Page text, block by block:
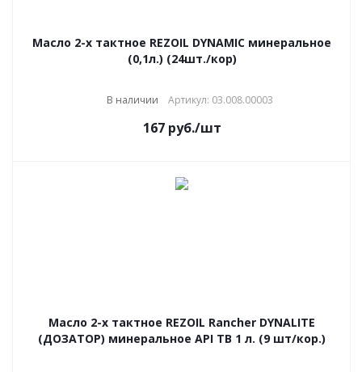
Масло 2-х тактное REZOIL DYNAMIC минеральное
(0,1л.) (24шт./кор)
В наличии Артикул: 03.008.00003
167руб./шт
Масло 2-х тактное REZOIL Rancher DYNALITE
(ДОЗАТОР) минеральное API ТВ 1 л. (9 шт/кор.)